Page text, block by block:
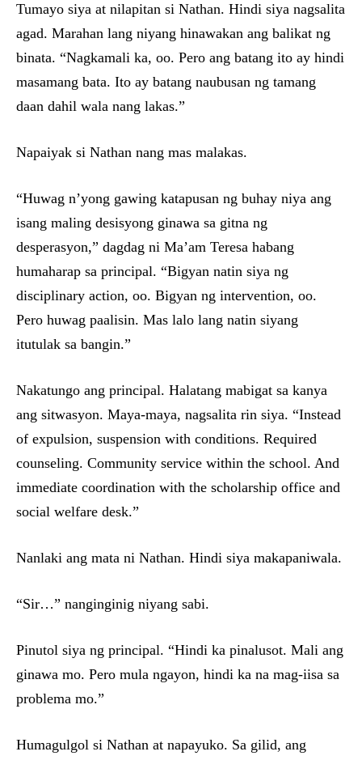
Tumayo siya at nilapitan si Nathan. Hindi siya nagsalita
agad. Marahan lang niyang hinawakan ang balikat ng
binata. “Nagkamali ka, oo. Pero ang batang ito ay hindi
masamang bata. Ito ay batang naubusan ng tamang
daan dahil wala nang lakas.”
Napaiyak si Nathan nang mas malakas.
“Huwag n’yong gawing katapusan ng buhay niya ang
isang maling desisyong ginawa sa gitna ng
desperasyon,” dagdag ni Ma’am Teresa habang
humaharap sa principal. “Bigyan natin siya ng
disciplinary action, oo. Bigyan ng intervention, oo.
Pero huwag paalisin. Mas lalo lang natin siyang
itutulak sa bangin.”
Nakatungo ang principal. Halatang mabigat sa kanya
ang sitwasyon. Maya-maya, nagsalita rin siya. “Instead
of expulsion, suspension with conditions. Required
counseling. Community service within the school. And
immediate coordination with the scholarship office and
social welfare desk.”
Nanlaki ang mata ni Nathan. Hindi siya makapaniwala.
“Sir…” nanginginig niyang sabi.
Pinutol siya ng principal. “Hindi ka pinalusot. Mali ang
ginawa mo. Pero mula ngayon, hindi ka na mag-iisa sa
problema mo.”
Humagulgol si Nathan at napayuko. Sa gilid, ang